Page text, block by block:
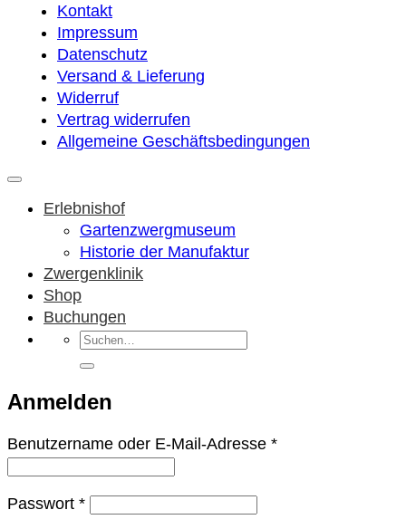
Kontakt
Impressum
Datenschutz
Versand & Lieferung
Widerruf
Vertrag widerrufen
Allgemeine Geschäftsbedingungen
Erlebnishof
Gartenzwergmuseum
Historie der Manufaktur
Zwergenklinik
Shop
Buchungen
Suchen
nach:
Anmelden
Benutzername oder E-Mail-Adresse *Erforderlich
Passwort *Erforderlich